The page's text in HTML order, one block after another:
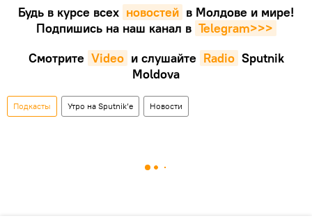
Будь в курсе всех новостей в Молдове и мире!
Подпишись на наш канал в Telegram>>>
Смотрите Video и слушайте Radio Sputnik
Moldova
Подкасты Утро на Sputnik’e Новости